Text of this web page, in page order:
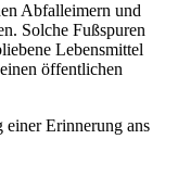
Abfalleimern und
Solche Fußspuren
Lebensmittel
öffentlichen
Erinnerung ans